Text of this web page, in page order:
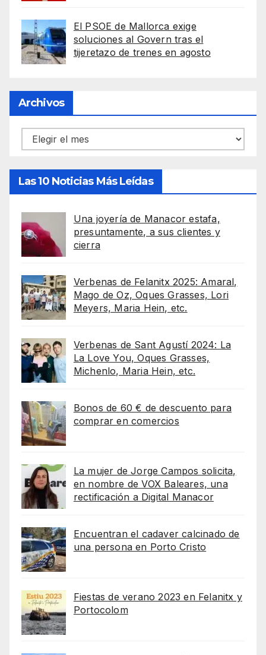
El PSOE de Mallorca exige
soluciones al Govern tras el
tijeretazo de trenes en agosto
Archivos
Archivos
Las 10 Noticias Más Leídas
Una joyería de Manacor estafa,
presuntamente, a sus clientes y
cierra
Verbenas de Felanitx 2025: Amaral,
Mago de Oz, Oques Grasses, Lori
Meyers, Maria Hein, etc.
Verbenas de Sant Agustí 2024: La
La Love You, Oques Grasses,
Michenlo, Maria Hein, etc.
Bonos de 60 € de descuento para
comprar en comercios
La mujer de Jorge Campos solicita,
en nombre de VOX Baleares, una
rectificación a Digital Manacor
Encuentran el cadaver calcinado de
una persona en Porto Cristo
Fiestas de verano 2023 en Felanitx y
Portocolom